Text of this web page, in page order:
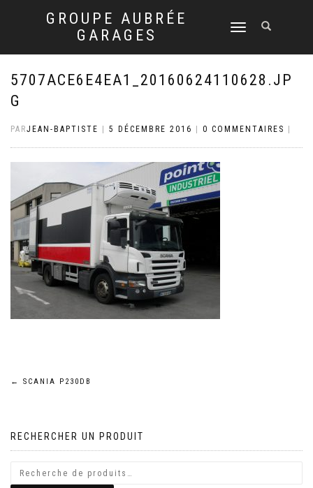
GROUPE AUBRÉE
GARAGES
DÉPLIER
NAVIGATION
5707ACE6E4EA1_20160624110628.JP
G
PARJEAN-BAPTISTE 5 DÉCEMBRE 2016 0 COMMENTAIRES
Navigation
l’article
← SCANIA P230DB
RECHERCHER UN PRODUIT